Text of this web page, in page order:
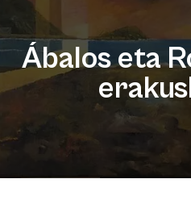
Ábalos eta